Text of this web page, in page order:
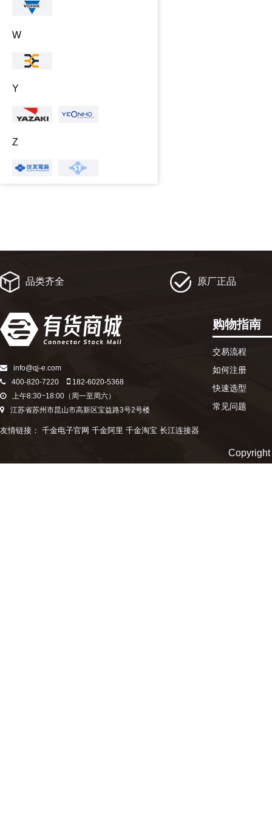
W
Y
Z
品类齐全 原厂正品
info@qj-e.com
400-820-7220
182-6020-5368
上午8:30~18:00（周一至周六）
江苏省苏州市昆山市高新区宝益路3号2号楼
购物指南
交易流程
如何注册
快速选型
常见问题
友情链接： 千金电子官网 千金阿里 千金淘宝 长江连接器